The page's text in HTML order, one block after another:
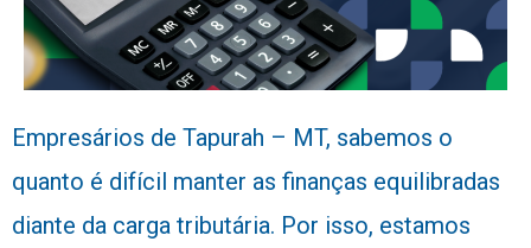
Empresários de Tapurah – MT, sabemos o
quanto é difícil manter as finanças equilibradas
diante da carga tributária. Por isso, estamos